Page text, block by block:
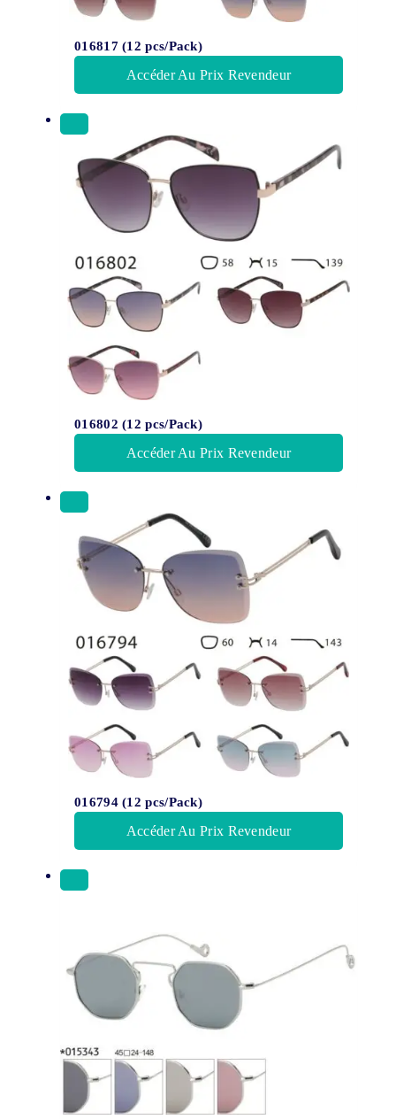
016817 (12 pcs/Pack)
Accéder Au Prix Revendeur
016802 (12 pcs/Pack)
Accéder Au Prix Revendeur
016794 (12 pcs/Pack)
Accéder Au Prix Revendeur